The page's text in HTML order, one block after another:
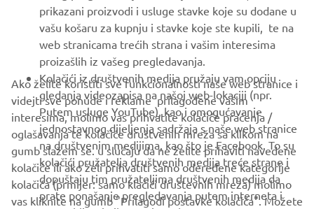
BILTEN
Budite prvi koji će saznati o najnovijim ponudama, posebnim
događajima, novim izdanjima i još mnogo toga
PRETPLATITE SE
Pročitajte našu Politiku privatnosti kako biste saznali kako
obrađujemo vaše osobne podatke: Pravila o Zaštiti Privatnosti
prikazani proizvodi i usluge stavke koje su dodane u
vašu košaru za kupnju i stavke koje ste kupili, te na
web stranicama trećih strana i vašim interesima
proizašlih iz vašeg pregledavanja.
Kolačići iz društvenih medija pružaju vam opciju
gledanja videozapisa na našoj web-lokaciji (npr.
Putem usluge YouTube), kao i omogućavanje
jednostavnog dijeljenja sadržaja s naše web stranice
na društvenim medijima, kao što je Facebook. To su
kolačići pružatelja društvenih medija treće strane i
dopuštaju tim pružateljima društvenih medija da
prate ponašanje pregledavanja putem interneta i
Ako želite koristiti sve funkcionalnosti naše web stranice i
videjti sve ponude i reklame prilagođene vašim
interesima, molimo vas prihvatite kolačiće praćenja /
oglašavanja te kolačiće društvenih mreža sa klikom na
gumb slažem se. u slučaju da ne želite prihaviti navedene
kolačiće ili ako želi prihvatiti samo odeređene kategorije
kolačića (prmijer: samo klačići društevnih mreža) molimo
vas kliknite na gumb "Prilagodi postavke kolačića". Možete